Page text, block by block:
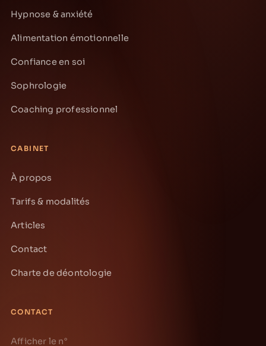
Hypnose & anxiété
Alimentation émotionnelle
Confiance en soi
Sophrologie
Coaching professionnel
CABINET
À propos
Tarifs & modalités
Articles
Contact
Charte de déontologie
CONTACT
Afficher le n°